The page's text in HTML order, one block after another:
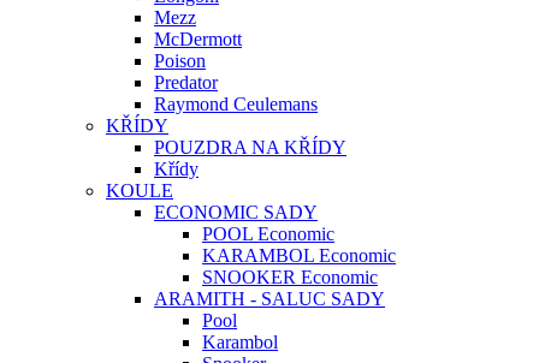
Mezz
McDermott
Poison
Predator
Raymond Ceulemans
KŘÍDY
POUZDRA NA KŘÍDY
Křídy
KOULE
ECONOMIC SADY
POOL Economic
KARAMBOL Economic
SNOOKER Economic
ARAMITH - SALUC SADY
Pool
Karambol